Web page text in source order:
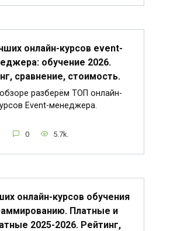
онлайн-курсов event-
обучение 2026.
сравнение, стоимость.
разберём ТОП онлайн-
Event-менеджера.
0 5.7k.
онлайн-курсов обучения
Платные и
2025-2026. Рейтинг,